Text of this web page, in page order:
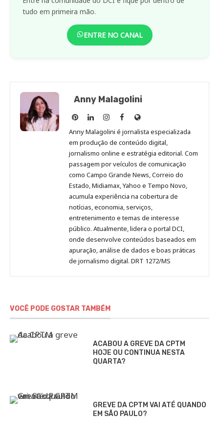
tudo em primeira mão.
ENTRE NO CANAL
Anny Malagolini
Anny
Malagolini
no
Pinterest
Anny
Malagolini
no
LinkedIn
Anny
Malagolini
no
Instagram
Anny
Malagolini
no
Facebook
Site
de
Anny
Malagolini
Anny Malagolini é jornalista especializada
em produção de conteúdo digital,
jornalismo online e estratégia editorial. Com
passagem por veículos de comunicação
como Campo Grande News, Correio do
Estado, Midiamax, Yahoo e Tempo Novo,
acumula experiência na cobertura de
notícias, economia, serviços,
entretenimento e temas de interesse
público. Atualmente, lidera o portal DCI,
onde desenvolve conteúdos baseados em
apuração, análise de dados e boas práticas
de jornalismo digital. DRT 1272/MS
VOCÊ PODE GOSTAR TAMBÉM
ACABOU A GREVE DA CPTM
HOJE OU CONTINUA NESTA
QUARTA?
GREVE DA CPTM VAI ATÉ QUANDO
EM SÃO PAULO?